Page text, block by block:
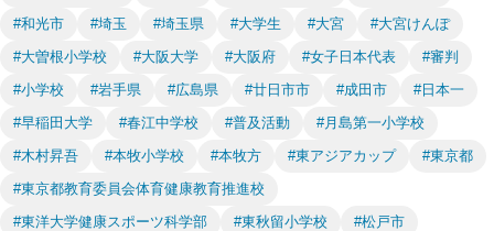
#和光市
#埼玉 #埼玉県 #大学生 #大宮
#大宮けんぽ
#大曽根小学校
#大阪大学 #大阪府 #女子日本代表
#審判
#小学校
#岩手県 #広島県 #廿日市市 #成田市
#日本一
#早稲田大学
#春江中学校 #普及活動
#月島第一小学校
#木村昇吾
#本牧小学校 #本牧方 #東アジアカップ
#東京都
#東京都教育委員会体育健康教育推進校
#東洋大学健康スポーツ科学部
#東秋留小学校
#松戸市